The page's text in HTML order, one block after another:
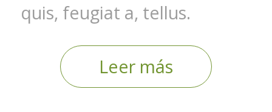
quis, feugiat a, tellus.
Leer más